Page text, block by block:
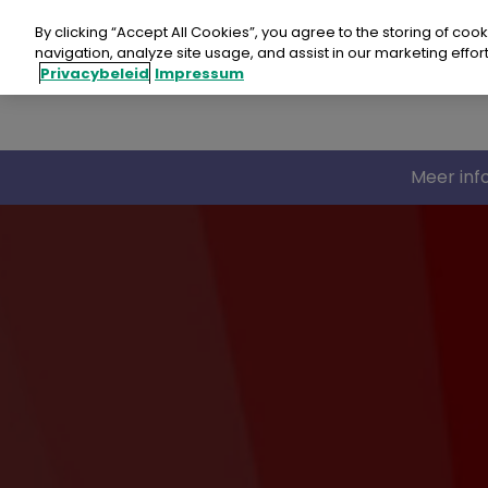
naar
artikel
Meer
By clicking “Accept All Cookies”, you agree to the storing of
navigation, analyze site usage, and assist in our marketing
Privacybeleid Impressum